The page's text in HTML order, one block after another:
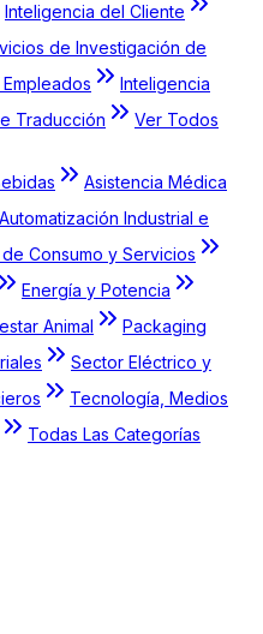
Inteligencia del Cliente
de Investigación de
Inteligencia
Traducción
Ver Todos
Asistencia Médica
Automatización Industrial e
Consumo y Servicios
Energía y Potencia
Animal
Packaging
Sector Eléctrico y
Tecnología, Medios
Todas Las Categorías